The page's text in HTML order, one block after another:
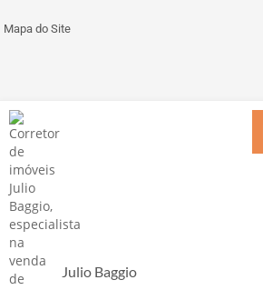
Mapa do Site
© Copyright 2013 » 2026 Engenheiro Julio C.
Julio Baggio